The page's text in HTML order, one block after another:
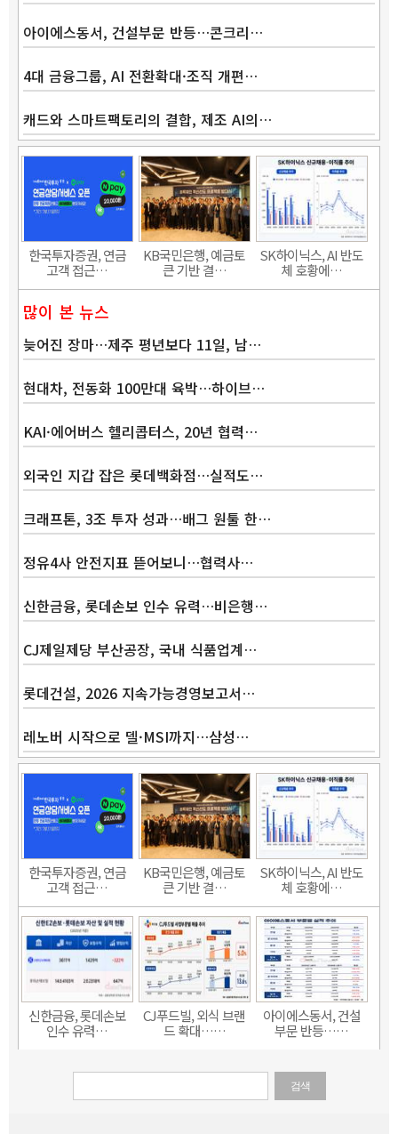
아이에스동서, 건설부문 반등…콘크리…
4대 금융그룹, AI 전환확대·조직 개편…
캐드와 스마트팩토리의 결합, 제조 AI의…
한국투자증권, 연금
고객 접근…
KB국민은행, 예금토
큰 기반 결…
SK하이닉스, AI 반도
체 호황에…
많이 본 뉴스
늦어진 장마…제주 평년보다 11일, 남…
현대차, 전동화 100만대 육박…하이브…
KAI·에어버스 헬리콥터스, 20년 협력…
외국인 지갑 잡은 롯데백화점…실적도…
크래프톤, 3조 투자 성과…배그 원툴 한…
정유4사 안전지표 뜯어보니…협력사…
신한금융, 롯데손보 인수 유력…비은행…
CJ제일제당 부산공장, 국내 식품업계…
롯데건설, 2026 지속가능경영보고서…
레노버 시작으로 델·MSI까지…삼성…
한국투자증권, 연금
고객 접근…
KB국민은행, 예금토
큰 기반 결…
SK하이닉스, AI 반도
체 호황에…
신한금융, 롯데손보
인수 유력…
CJ푸드빌, 외식 브랜
드 확대……
아이에스동서, 건설
부문 반등……
검색